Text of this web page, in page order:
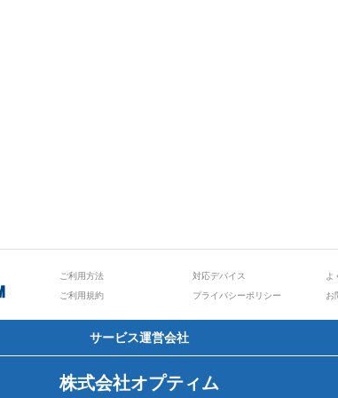
ご利用方法 対応デバイス
よ
ご利用規約
プライバシーポリシー お
サービス運営会社
株式会社オプティム